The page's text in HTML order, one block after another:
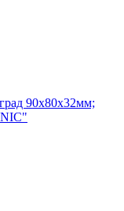
90х80х32мм;